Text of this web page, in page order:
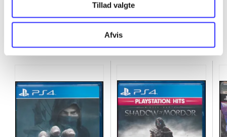
Tillad valgte
Afvis